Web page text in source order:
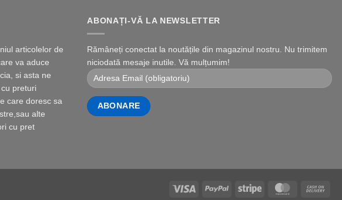
articolelor de
va aduce
si asta ne
preturi
care doresc sa
alte
cu pret
ABONAȚI-VĂ LA NEWSLETTER
Rămâneți conectat la noutățile din magazinul nostru. Nu trimitem
niciodată mesaje inutile. Vă mulțumim!
Visa PayPal Stripe MasterCard